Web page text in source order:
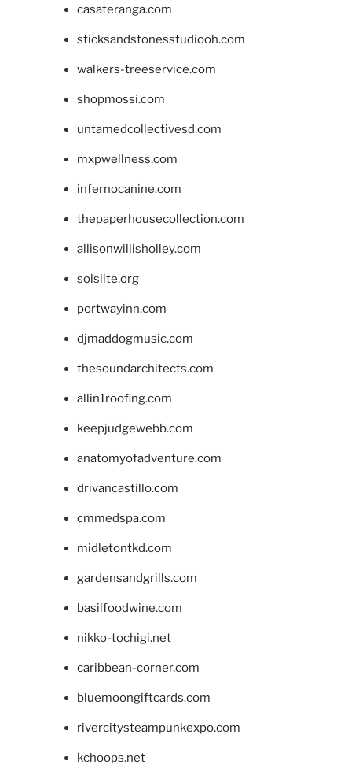
casateranga.com
sticksandstonesstudiooh.com
walkers-treeservice.com
shopmossi.com
untamedcollectivesd.com
mxpwellness.com
infernocanine.com
thepaperhousecollection.com
allisonwillisholley.com
solslite.org
portwayinn.com
djmaddogmusic.com
thesoundarchitects.com
allin1roofing.com
keepjudgewebb.com
anatomyofadventure.com
drivancastillo.com
cmmedspa.com
midletontkd.com
gardensandgrills.com
basilfoodwine.com
nikko-tochigi.net
caribbean-corner.com
bluemoongiftcards.com
rivercitysteampunkexpo.com
kchoops.net